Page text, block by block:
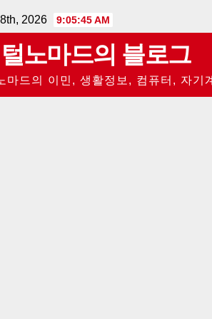
2026 9:05:46 AM
노마드의 블로그
마드의 이민, 생활정보, 컴퓨터, 자기